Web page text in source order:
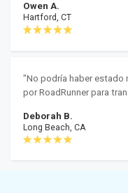
Owen A.
Hartford, CT
"No podría haber estado
por RoadRunner para
Deborah B.
Long Beach, CA